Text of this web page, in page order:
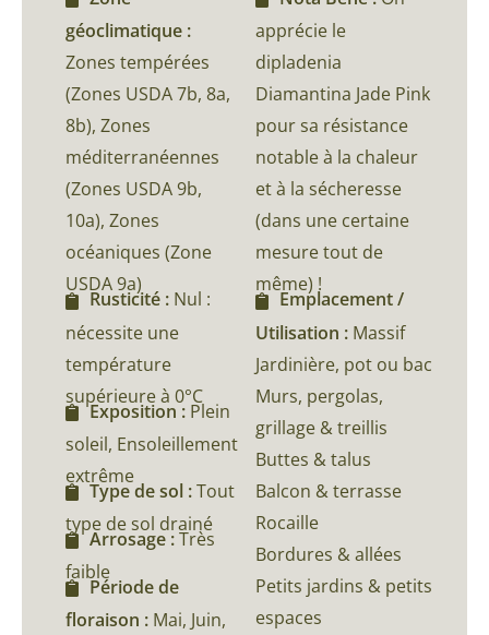
géoclimatique :
Zones tempérées
(Zones USDA 7b, 8a,
8b), Zones
méditerranéennes
(Zones USDA 9b,
10a), Zones
océaniques (Zone
USDA 9a)
Rusticité : Nul :
nécessite une
température
supérieure à 0°C
Exposition : Plein
soleil, Ensoleillement
extrême
Type de sol :Tout
type de sol drainé
Arrosage :Très
faible
Période de
floraison : Mai, Juin,
apprécie le
dipladenia
Diamantina Jade Pink
pour sa résistance
notable à la chaleur
et à la sécheresse
(dans une certaine
mesure tout de
même) !
Emplacement /
Utilisation : Massif
Jardinière, pot ou bac
Murs, pergolas,
grillage & treillis
Buttes & talus
Balcon & terrasse
Rocaille
Bordures & allées
Petits jardins & petits
espaces